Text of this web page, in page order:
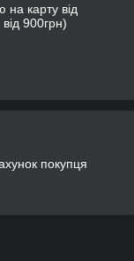
карту від
900грн)
покупця